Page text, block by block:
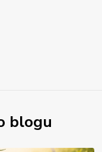
blogu